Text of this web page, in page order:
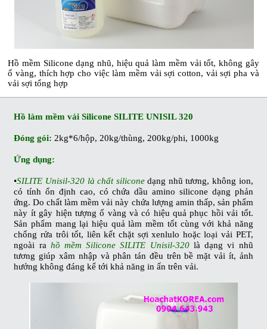
Hồ mềm Silicone dạng nhũ, hiệu quả làm mềm vải tốt, không gây
ố vàng, thích hợp cho việc làm mềm vải sợi cotton, vải sợi pha và
vải sợi tổng hợp
Hồ làm mềm vải Silicone SILITE UNISIL 320
Đóng gói: 2kg*6/hộp, 20kg/thùng, 200kg/phi, 1000kg
Ứng dụng:
•SILITE Unisil-320 là chất siliconedạng nhũ tương, không ion,
có tính ổn định cao, có chứa dầu amino silicone dạng phản
ứng. Do chất làm mềm vải này chứa lượng amin thấp, sản phẩm
này ít gây hiện tượng ố vàng và có hiệu quả phục hồi vải tốt.
Sản phẩm mang lại hiệu quả làm mềm tốt cùng với khả năng
chống rửa trôi tốt, liên kết chặt sợi xenlulo hoặc loại vải PET,
ngoài ra hồ mềm Silicone SILITE Unisil-320là dạng vi nhũ
tương giúp xâm nhập và phân tán đều trên bề mặt vải ít, ảnh
hưởng không đáng kể tới khả năng in ấn trên vải.